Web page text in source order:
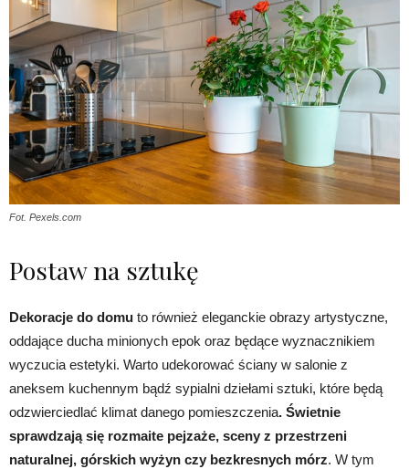
Fot. Pexels.com
Postaw na sztukę
Dekoracje do domu to również eleganckie obrazy artystyczne,
oddające ducha minionych epok oraz będące wyznacznikiem
wyczucia estetyki. Warto udekorować ściany w salonie z
aneksem kuchennym bądź sypialni dziełami sztuki, które będą
odzwierciedlać klimat danego pomieszczenia. Świetnie
sprawdzają się rozmaite pejzaże, sceny z przestrzeni
naturalnej, górskich wyżyn czy bezkresnych mórz. W tym